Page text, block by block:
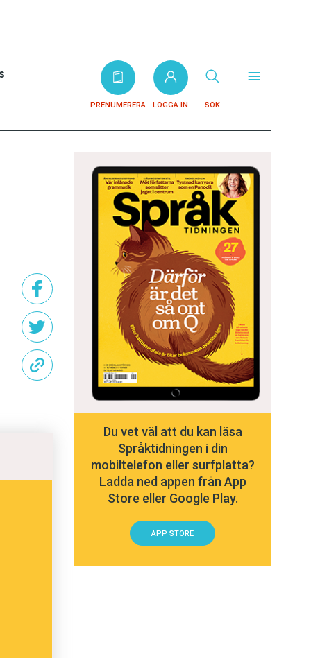
PRENUMERERA LOGGA IN SÖK
Du vet väl att du kan läsa
Språktidningen i din
mobiltelefon eller surfplatta?
Ladda ned appen från App
Store eller Google Play.
APP STORE